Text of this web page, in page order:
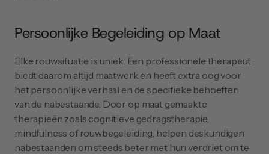
Persoonlijke Begeleiding op Maat
Elke rouwsituatie is uniek. Een professionele therapeut
biedt daarom altijd maatwerk en heeft extra oog voor
het persoonlijke verhaal en de specifieke behoeften
van de nabestaande. Door op maat gemaakte
therapieën zoals cognitieve gedragstherapie,
mindfulness of rouwbegeleiding, helpen deskundigen
nabestaanden om steeds beter met hun verdriet om te